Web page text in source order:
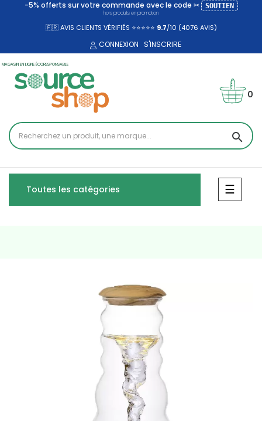
-5% offerts sur votre commande avec le code ✂ SOUTIEN
hors produits en promotion
🇫🇷 AVIS CLIENTS VÉRIFIÉS ⭐⭐⭐⭐⭐ 9.7/10 (4076 AVIS)
CONNEXION S'INSCRIRE
MAGASIN EN LIGNE ÉCORESPONSABLE
search
0
Toutes les catégories ☰